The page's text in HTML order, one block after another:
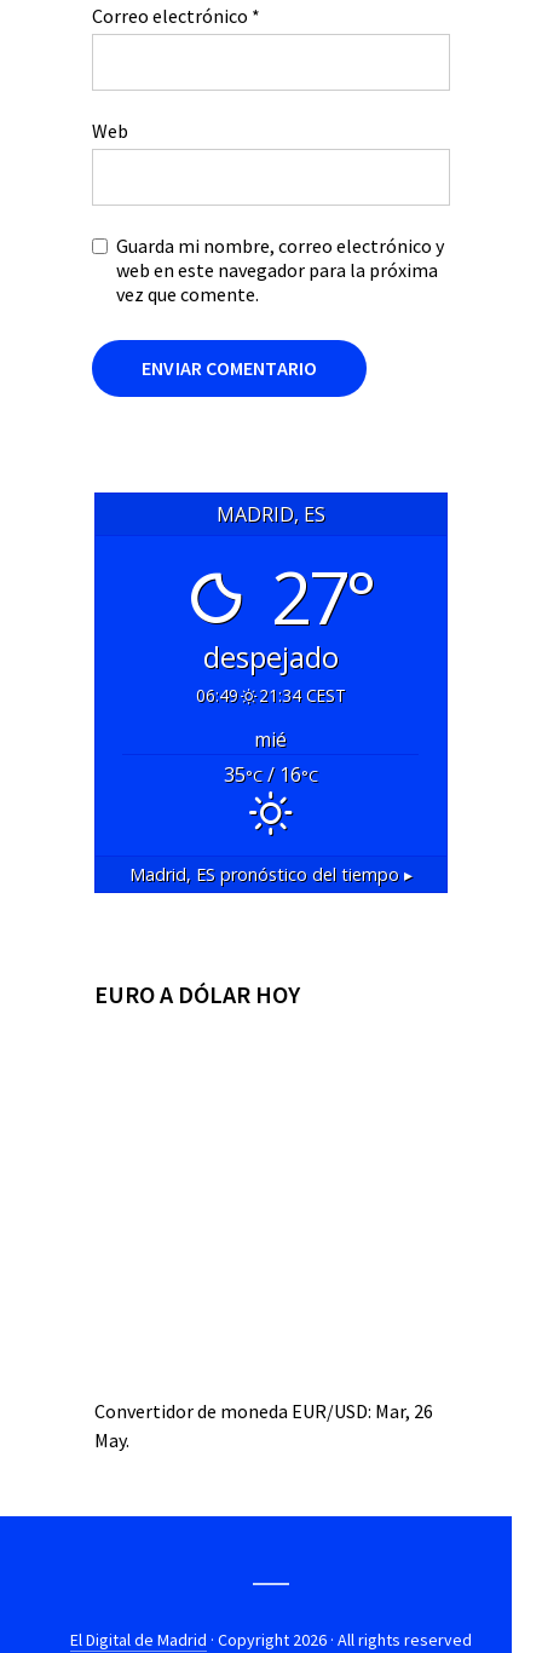
Correo electrónico *
Web
Guarda mi nombre, correo electrónico y
web en este navegador para la próxima
vez que comente.
MADRID, ES
27°
despejado
06:49 21:34 CEST
mié
35°C/ 16°C
Madrid, ES pronóstico del tiempo ▸
EURO A DÓLAR HOY
Convertidor de moneda EUR/USD: Mar, 26
May.
El Digital de Madrid · Copyright 2026 · All rights reserved